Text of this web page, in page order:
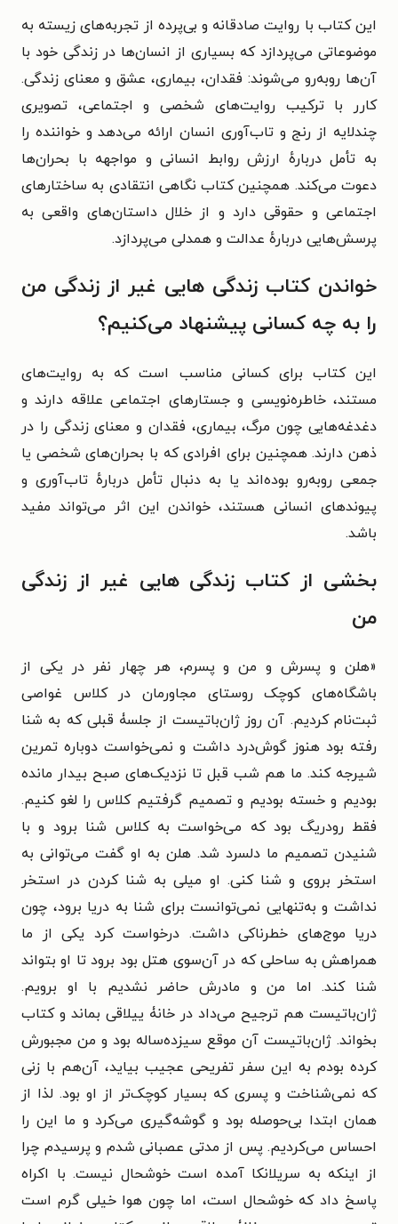
این کتاب با روایت صادقانه و بی‌پرده از تجربه‌های زیسته به
موضوعاتی می‌پردازد که بسیاری از انسان‌ها در زندگی خود با
آن‌ها روبه‌رو می‌شوند: فقدان، بیماری، عشق و معنای زندگی.
کارر با ترکیب روایت‌های شخصی و اجتماعی، تصویری
چندلایه از رنج و تاب‌آوری انسان ارائه می‌دهد و خواننده را
به تأمل دربارهٔ ارزش روابط انسانی و مواجهه با بحران‌ها
دعوت می‌کند. همچنین کتاب نگاهی انتقادی به ساختارهای
اجتماعی و حقوقی دارد و از خلال داستان‌های واقعی به
پرسش‌هایی دربارهٔ عدالت و همدلی می‌پردازد.
خواندن کتاب زندگی هایی غیر از زندگی من
را به چه کسانی پیشنهاد می‌کنیم؟
این کتاب برای کسانی مناسب است که به روایت‌های
مستند، خاطره‌نویسی و جستارهای اجتماعی علاقه دارند و
دغدغه‌هایی چون مرگ، بیماری، فقدان و معنای زندگی را در
ذهن دارند. همچنین برای افرادی که با بحران‌های شخصی یا
جمعی روبه‌رو بوده‌اند یا به دنبال تأمل دربارهٔ تاب‌آوری و
پیوندهای انسانی هستند، خواندن این اثر می‌تواند مفید
باشد.
بخشی از کتاب زندگی هایی غیر از زندگی
من
«هلن و پسرش و من و پسرم، هر چهار نفر در یکی از
باشگاه‌های کوچک روستای مجاورمان در کلاس غواصی
ثبت‌نام کردیم. آن روز ژان‌باتیست از جلسۀ قبلی که به شنا
رفته بود هنوز گوش‌درد داشت و نمی‌خواست دوباره تمرین
شیرجه کند. ما هم شب قبل تا نزدیک‌های صبح بیدار مانده
بودیم و خسته بودیم و تصمیم گرفتیم کلاس را لغو کنیم.
فقط رودریگ بود که می‌خواست به کلاس شنا برود و با
شنیدن تصمیم ما دلسرد شد. هلن به او گفت می‌توانی به
استخر بروی و شنا کنی. او میلی به شنا کردن در استخر
نداشت و به‌تنهایی نمی‌توانست برای شنا به دریا برود، چون
دریا موج‌های خطرناکی داشت. درخواست کرد یکی از ما
همراهش به ساحلی که در آن‌سوی هتل بود برود تا او بتواند
شنا کند. اما من و مادرش حاضر نشدیم با او برویم.
ژان‌باتیست هم ترجیح می‌داد در خانۀ ییلاقی بماند و کتاب
بخواند. ژان‌باتیست آن موقع سیزده‌ساله بود و من مجبورش
کرده بودم به این سفر تفریحی عجیب بیاید، آن‌هم با زنی
که نمی‌شناخت و پسری که بسیار کوچک‌تر از او بود. لذا از
همان ابتدا بی‌حوصله بود و گوشه‌گیری می‌کرد و ما این را
احساس می‌کردیم. پس از مدتی عصبانی شدم و پرسیدم چرا
از اینکه به سریلانکا آمده است خوشحال نیست. با اکراه
پاسخ داد که خوشحال است، اما چون هوا خیلی گرم است